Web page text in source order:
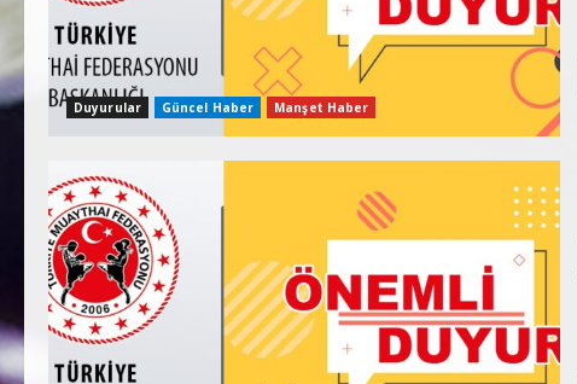
Duyurular Güncel Haber Manşet Haber